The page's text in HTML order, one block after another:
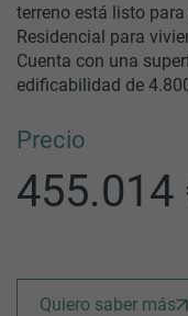
terreno está listo
Residencial para
Cuenta con una
edificabilidad de
Precio
455.014
Quiero saber más